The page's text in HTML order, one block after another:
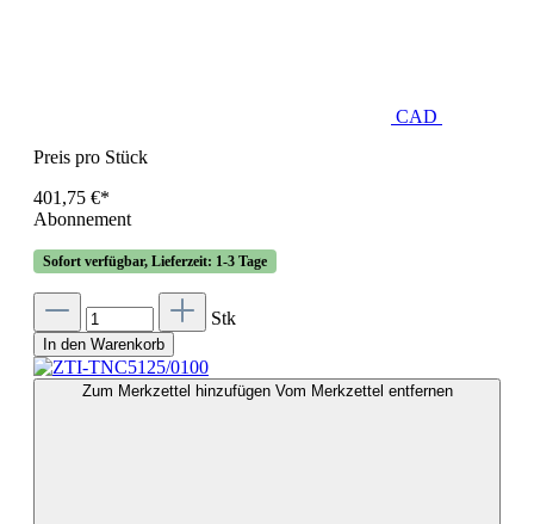
CAD
Preis pro Stück
401,75 €*
Abonnement
Sofort verfügbar, Lieferzeit: 1-3 Tage
Stk
In den Warenkorb
Zum Merkzettel hinzufügen Vom Merkzettel entfernen